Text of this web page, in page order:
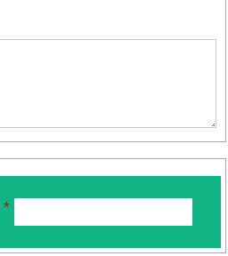
*